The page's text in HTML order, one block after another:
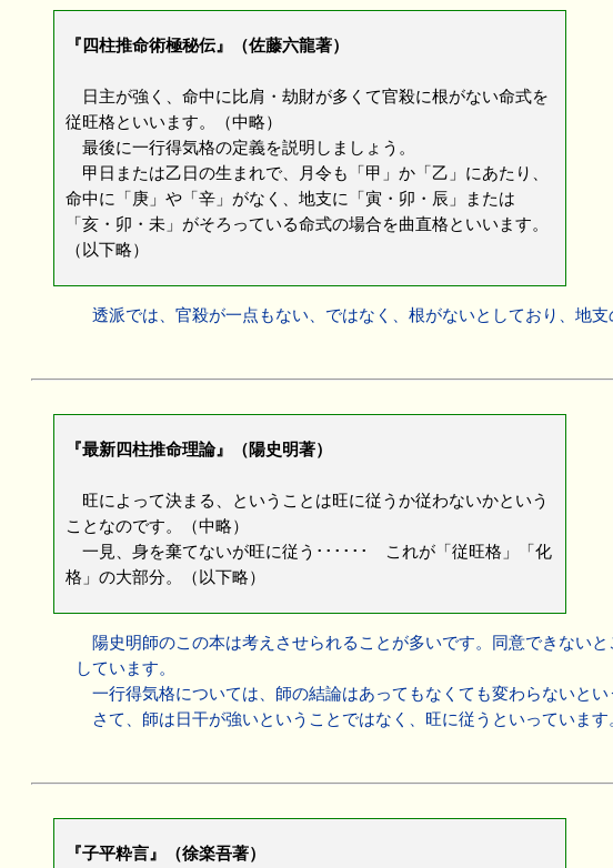
『四柱推命術極秘伝』（佐藤六龍著）
日主が強く、命中に比肩・劫財が多くて官殺に根がない命式を
従旺格といいます。（中略）
最後に一行得気格の定義を説明しましょう。
甲日または乙日の生まれで、月令も「甲」か「乙」にあたり、
命中に「庚」や「辛」がなく、地支に「寅・卯・辰」または
「亥・卯・未」がそろっている命式の場合を曲直格といいます。
（以下略）
透派では、官殺が一点もない、ではなく、根がないとしており、地支
『最新四柱推命理論』（陽史明著）
旺によって決まる、ということは旺に従うか従わないかという
ことなのです。（中略）
一見、身を棄てないが旺に従う･･････ これが「従旺格」「化
格」の大部分。（以下略）
陽史明師のこの本は考えさせられることが多いです。同意できない
しています。
一行得気格については、師の結論はあってもなくても変わらないと
さて、師は日干が強いということではなく、旺に従うといっていま
『子平粋言』（徐楽吾著）